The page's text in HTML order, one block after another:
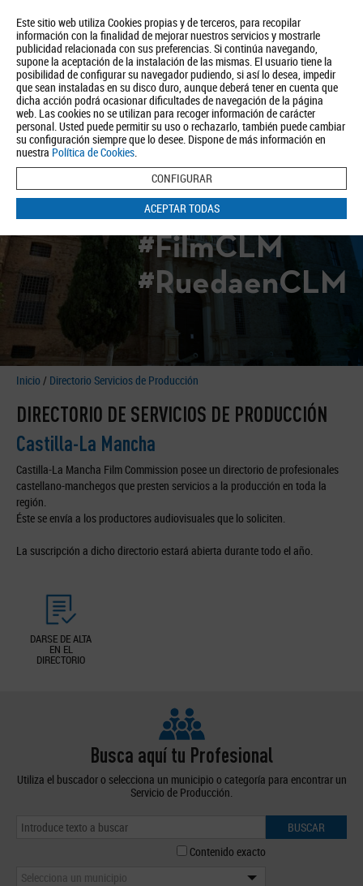
Este sitio web utiliza Cookies propias y de terceros, para recopilar
información con la finalidad de mejorar nuestros servicios y mostrarle
publicidad relacionada con sus preferencias. Si continúa navegando,
supone la aceptación de la instalación de las mismas. El usuario tiene la
posibilidad de configurar su navegador pudiendo, si así lo desea, impedir
que sean instaladas en su disco duro, aunque deberá tener en cuenta que
dicha acción podrá ocasionar dificultades de navegación de la página
web. Las cookies no se utilizan para recoger información de carácter
personal. Usted puede permitir su uso o rechazarlo, también puede cambiar
su configuración siempre que lo desee. Dispone de más información en
nuestra Política de Cookies.
CONFIGURAR
ACEPTAR TODAS
Quiénes somos Turismo Política de Privacidad Aviso Legal
Política de Cookies
BUSCAR
#FilmCLM
#RuedaenCLM
Inicio / Directorio Servicios de Producción
DIRECTORIO DE SERVICIOS DE PRODUCCIÓN
Castilla-La Mancha
Castilla-La Mancha Film Commission posee un directorio de profesionales
castellano-manchegos que presten servicios a la producción en toda la
región.
Éste se envía a los productores audiovisuales que lo soliciten.
La suscripción a dicho directorio estará abierta durante todo el año.
DARSE DE ALTA
EN EL
DIRECTORIO
Busca aquí tu Profesional
Utiliza el buscador o selecciona un municipio o categoría para encontrar un
Servicio de Producción.
BUSCAR
Contenido exacto
Selecciona un municipio